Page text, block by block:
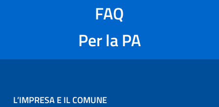
FAQ
Per la PA
L’IMPRESA E IL COMUNE